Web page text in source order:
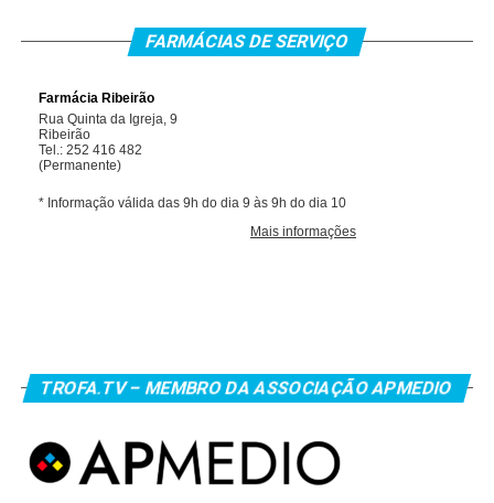
FARMÁCIAS DE SERVIÇO
TROFA.TV – MEMBRO DA ASSOCIAÇÃO APMEDIO